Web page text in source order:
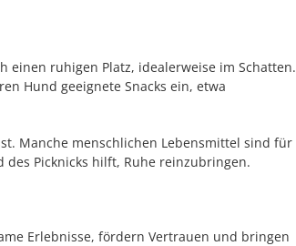
einen ruhigen Platz, idealerweise im Schatten.
Hund geeignete Snacks ein, etwa
Manche menschlichen Lebensmittel sind für
Picknicks hilft, Ruhe reinzubringen.
Erlebnisse, fördern Vertrauen und bringen